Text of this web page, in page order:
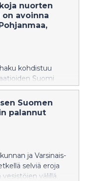
nuorten
avoinna
kohdistuu
Suomi
nuorten
tuetaan
piirissä
ja
helposti
joita tuotetaan
Suomen
palannut
ja Varsinais-
selviä eroja
välillä.